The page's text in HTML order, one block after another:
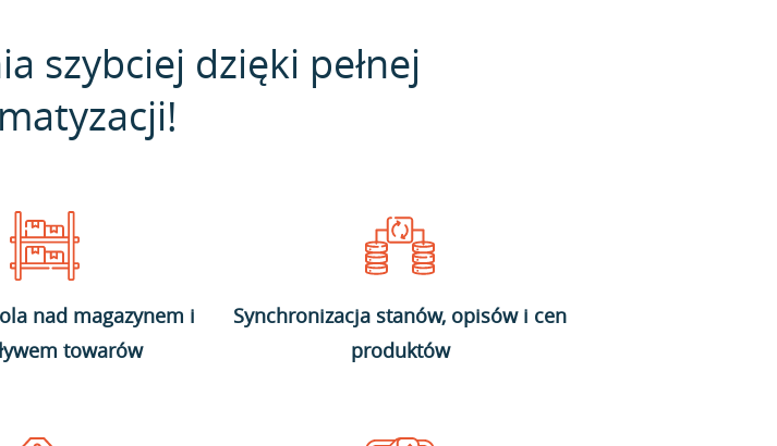
szybciej dzięki pełnej
nad magazynem i
towarów
Synchronizacja stanów, opisów i cen
produktów